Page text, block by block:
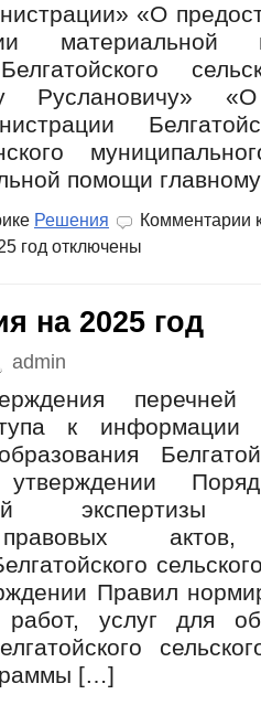
«О
материальной
Руслановичу» «О
помощи
Решения Комментарии
год отключены
на 2025 год
admin
к информации
экспертизы
актов,
Правил
работ, услуг для
[…]